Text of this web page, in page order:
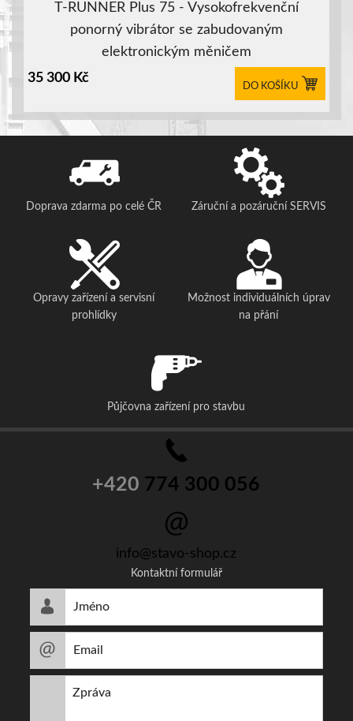
T-RUNNER Plus 75 - Vysokofrekvenční
ponorný vibrátor se zabudovaným
elektronickým měničem
35 300 Kč
DO KOŠÍKU
Doprava zdarma po celé ČR Záruční a pozáruční SERVIS
Opravy zařízení a servisní
prohlídky
Možnost individuálních úprav
na přání
Půjčovna zařízení pro stavbu
+420 774 300 056
info@stavo-shop.cz
Kontaktní formulář